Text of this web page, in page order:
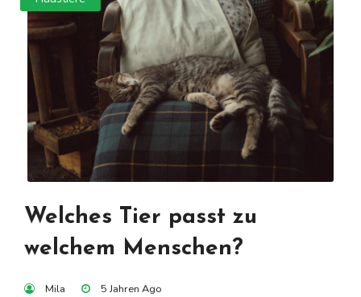
Welches Tier passt zu
welchem Menschen?
Mila 5 Jahren Ago